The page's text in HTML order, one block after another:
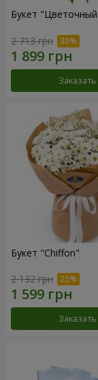
Букет
2 713 грн
Заказать
Букет "Chiffon"
2 132 грн
Заказать